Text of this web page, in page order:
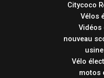
Citycoco
Vélos
Vidéos
nouveau
Vélo
motos